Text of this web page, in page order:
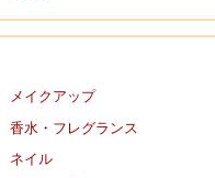
メイクアップ
香水・フレグランス
ネイル